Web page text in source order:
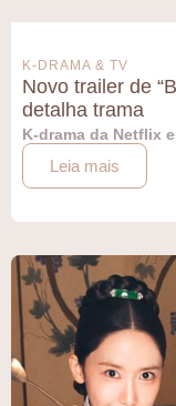
K-DRAMA & TV
Novo trailer de
detalha trama
K-drama da Netflix
Leia mais